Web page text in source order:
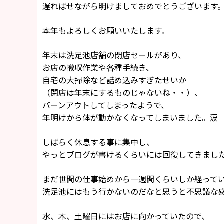
遅ればせながら明けましておめでとうございます。
本年もよろしくお願いいたします。
年末は洗足池店舗の閉店セールがあり、
お店の撤収作業や各種手続き、
自宅の大掃除など詰め込みすぎたせいか
（閉店は年末にするものじゃないね・・）、
バーンアウトしてしまったようで、
年明けから体が動かなくなってしまいました。涙
しばらく休息する事に集中し、
やっとブログが書けるくらいには回復してきました
まだ世間の仕事始めから一週間くらいしか経って
洗足池にはもう行かないのだなと思うと不思議な感
水、木、土曜日にはお店に向かっていたので、